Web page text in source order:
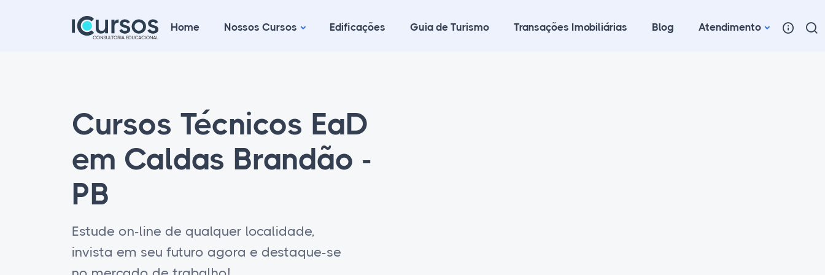
Home Nossos Cursos Edificações Guia de Turismo Transações Imobiliárias Blog Atendimento
Cursos Técnicos EaD
em Caldas Brandão -
PB
Estude on-line de qualquer localidade,
invista em seu futuro agora e destaque-se